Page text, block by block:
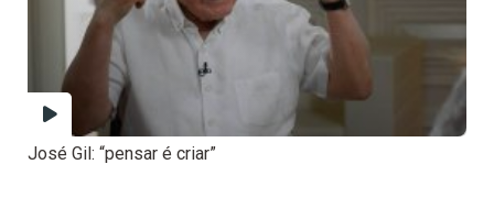
José Gil: “pensar é criar”